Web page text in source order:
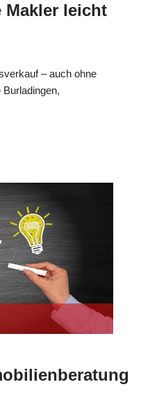
Makler leicht
– auch ohne